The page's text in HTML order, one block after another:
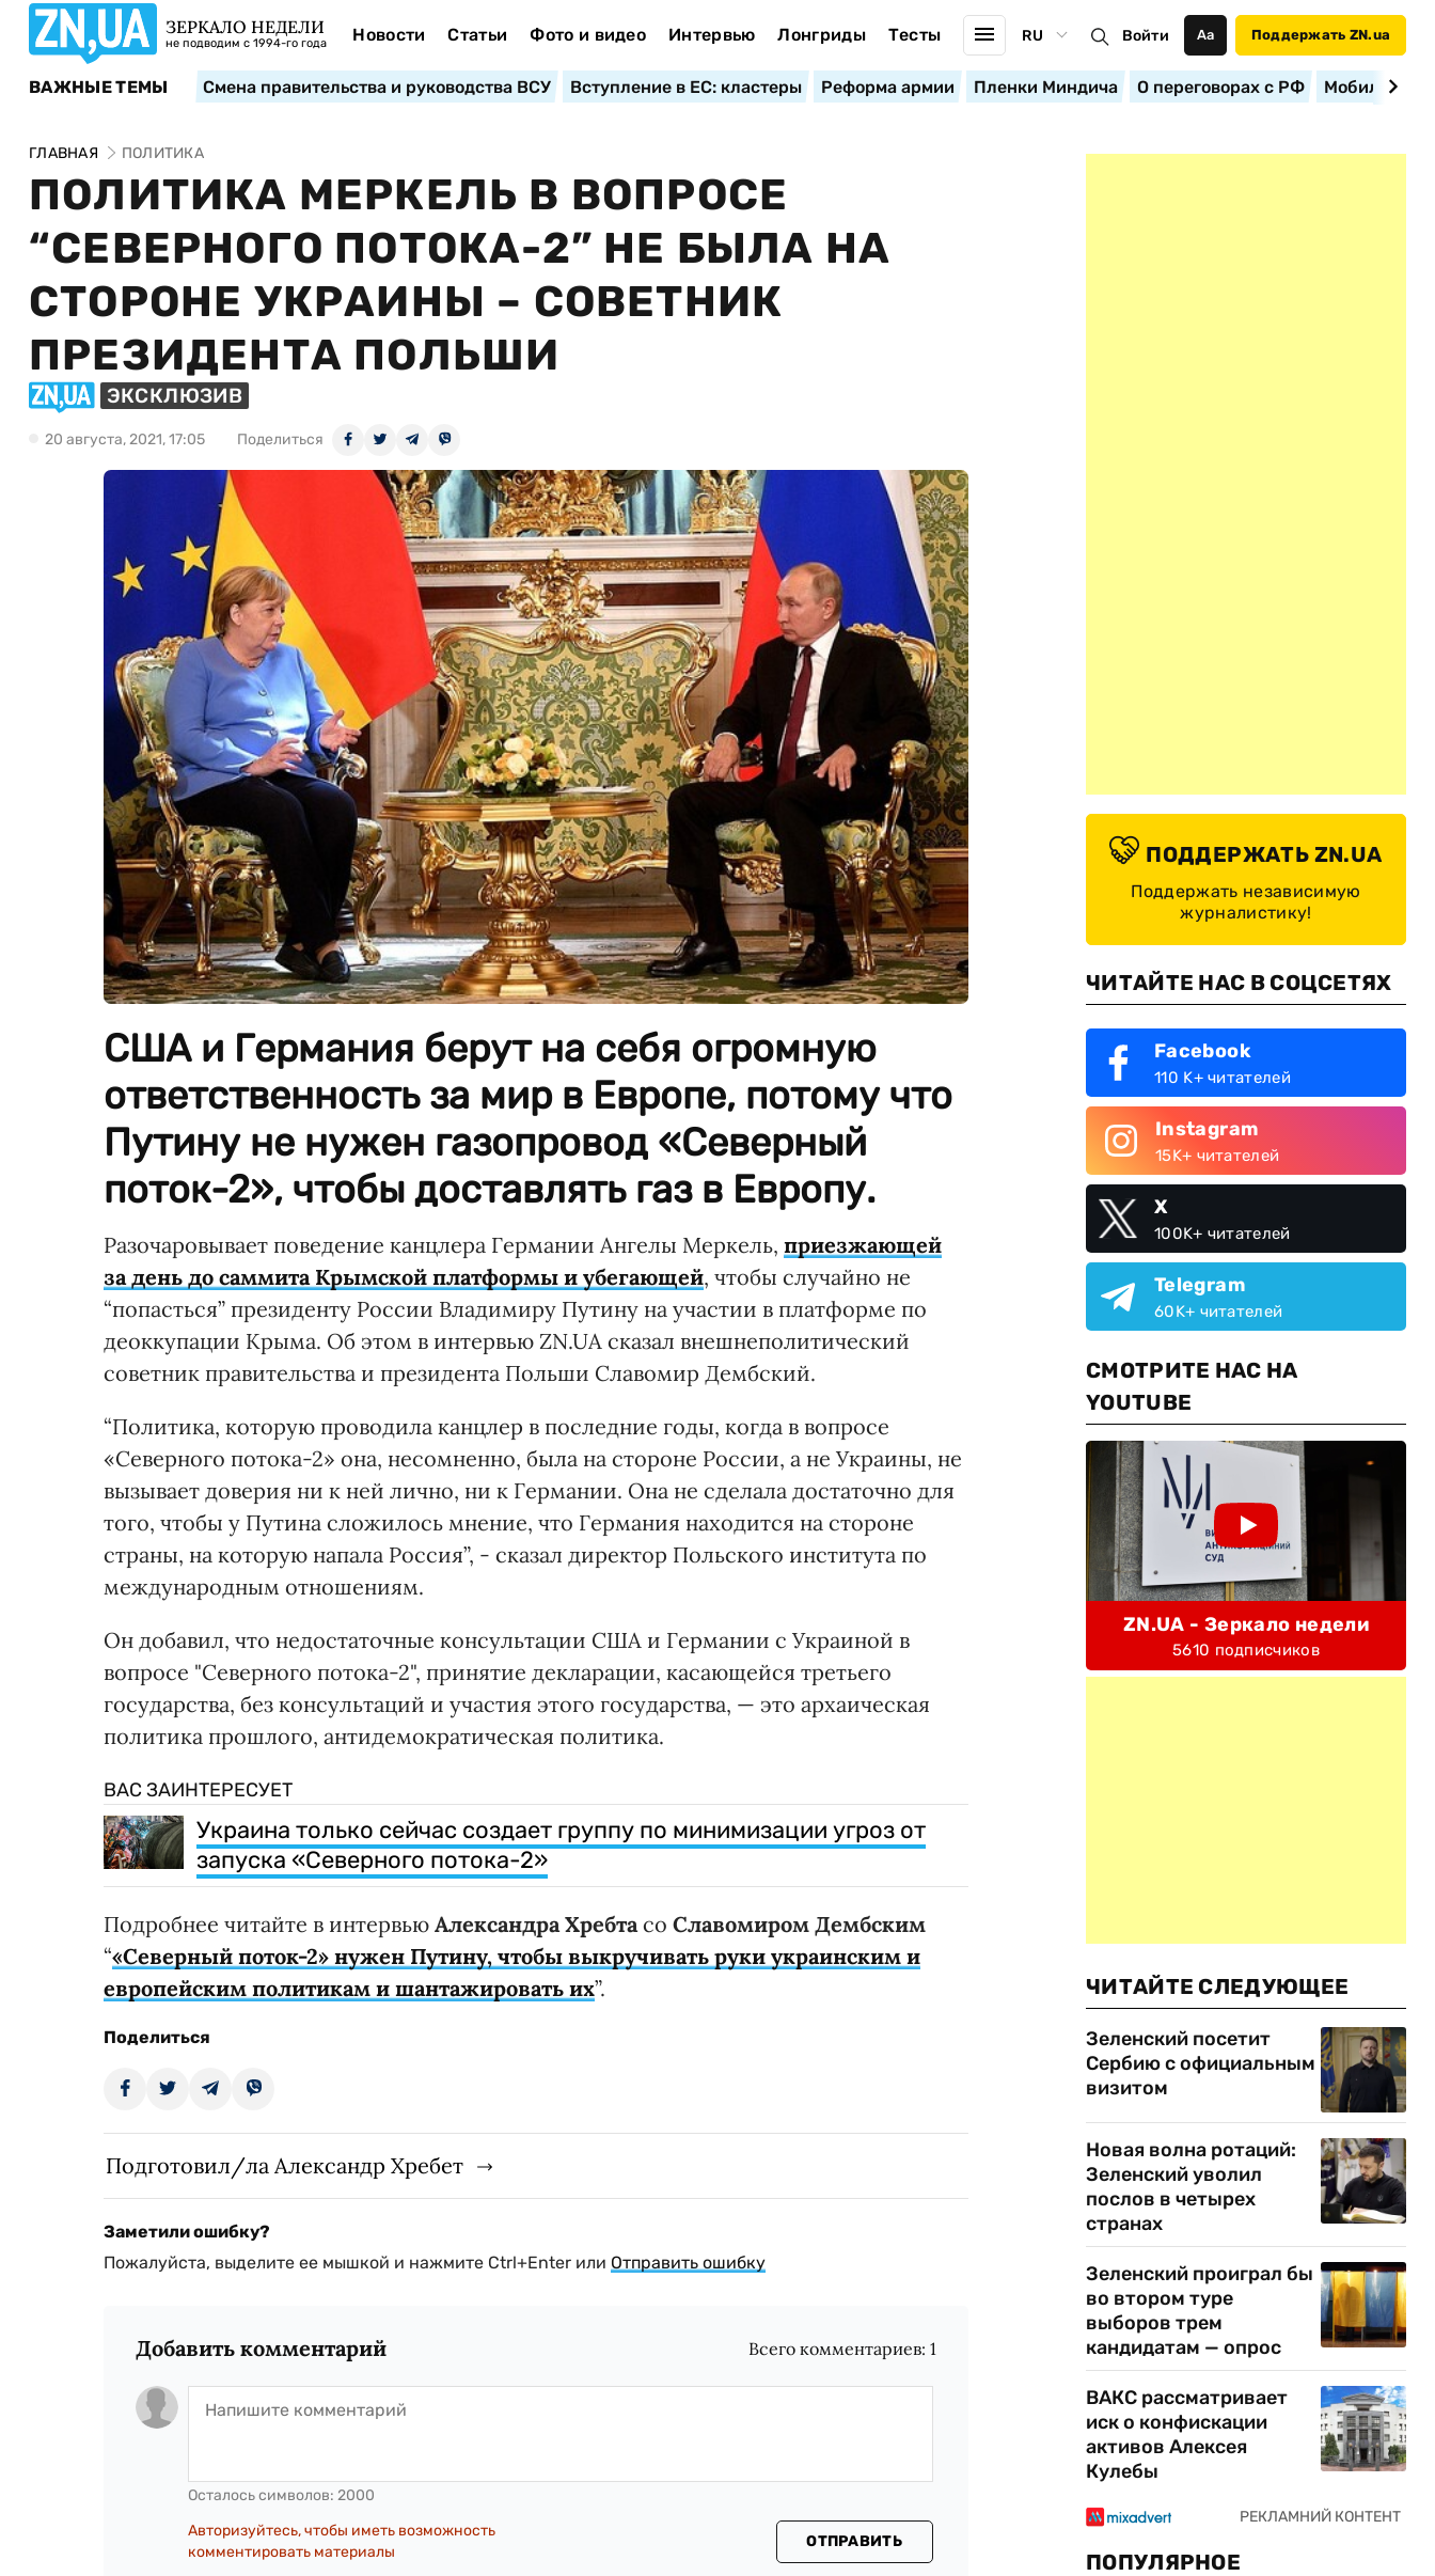
ЗЕРКАЛО НЕДЕЛИ
не подводим с 1994-го года Новости Статьи Фото и видео Интервью Лонгриды Тесты RU Войти Аа Поддержать ZN.ua
ВАЖНЫЕ ТЕМЫ Смена правительства и руководства ВСУ Вступление в ЕС: кластеры Реформа армии Пленки Миндича О переговорах с РФ
ГЛАВНАЯ ПОЛИТИКА
ПОЛИТИКА МЕРКЕЛЬ В ВОПРОСЕ
“СЕВЕРНОГО ПОТОКА-2” НЕ БЫЛА НА
СТОРОНЕ УКРАИНЫ – СОВЕТНИК
ПРЕЗИДЕНТА ПОЛЬШИ
ЭКСКЛЮЗИВ
20 августа, 2021, 17:05 Поделиться
США и Германия берут на себя огромную
ответственность за мир в Европе, потому что
Путину не нужен газопровод «Северный
поток-2», чтобы доставлять газ в Европу.
Разочаровывает поведение канцлера Германии Ангелы Меркель, приезжающей
за день до саммита Крымской платформы и убегающей, чтобы случайно не
“попасться” президенту России Владимиру Путину на участии в платформе по
деоккупации Крыма. Об этом в интервью ZN.UA сказал внешнеполитический
советник правительства и президента Польши Славомир Дембский.
“Политика, которую проводила канцлер в последние годы, когда в вопросе
«Северного потока-2» она, несомненно, была на стороне России, а не Украины, не
вызывает доверия ни к ней лично, ни к Германии. Она не сделала достаточно для
того, чтобы у Путина сложилось мнение, что Германия находится на стороне
страны, на которую напала Россия”, - сказал директор Польского института по
международным отношениям.
Он добавил, что недостаточные консультации США и Германии с Украиной в
вопросе "Северного потока-2", принятие декларации, касающейся третьего
государства, без консультаций и участия этого государства, — это архаическая
политика прошлого, антидемократическая политика.
ВАС ЗАИНТЕРЕСУЕТ
Украина только сейчас создает группу по минимизации угроз от
запуска «Северного потока-2»
Подробнее читайте в интервью Александра Хребта со Славомиром Дембским
“«Северный поток-2» нужен Путину, чтобы выкручивать руки украинским и
европейским политикам и шантажировать их”.
Поделиться
Подготовил/ла Александр Хребет
Заметили ошибку?
Пожалуйста, выделите ее мышкой и нажмите Ctrl+Enter или Отправить ошибку
Добавить комментарий Всего комментариев:1
Осталось символов: 2000
Авторизуйтесь, чтобы иметь возможность
комментировать материалы
ОТПРАВИТЬ
ПОДДЕРЖАТЬ ZN.UA
Поддержать независимую
журналистику!
ЧИТАЙТЕ НАС В СОЦСЕТЯХ
Facebook
110 K+ читателей
Instagram
15K+ читателей
X
100K+ читателей
Telegram
60K+ читателей
СМОТРИТЕ НАС НА
YOUTUBE
ZN.UA - Зеркало недели
5610 подписчиков
ЧИТАЙТЕ СЛЕДУЮЩЕЕ
Зеленский посетит
Сербию с официальным
визитом
Новая волна ротаций:
Зеленский уволил
послов в четырех
странах
Зеленский проиграл бы
во втором туре
выборов трем
кандидатам — опрос
ВАКС рассматривает
иск о конфискации
активов Алексея
Кулебы
ПОПУЛЯРНОЕ